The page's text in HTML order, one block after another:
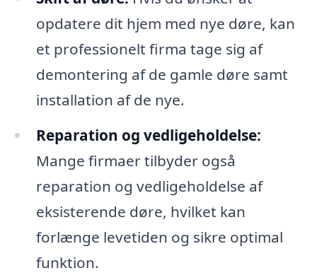
opdatere dit hjem med nye døre, kan
et professionelt firma tage sig af
demontering af de gamle døre samt
installation af de nye.
Reparation og vedligeholdelse:
Mange firmaer tilbyder også
reparation og vedligeholdelse af
eksisterende døre, hvilket kan
forlænge levetiden og sikre optimal
funktion.